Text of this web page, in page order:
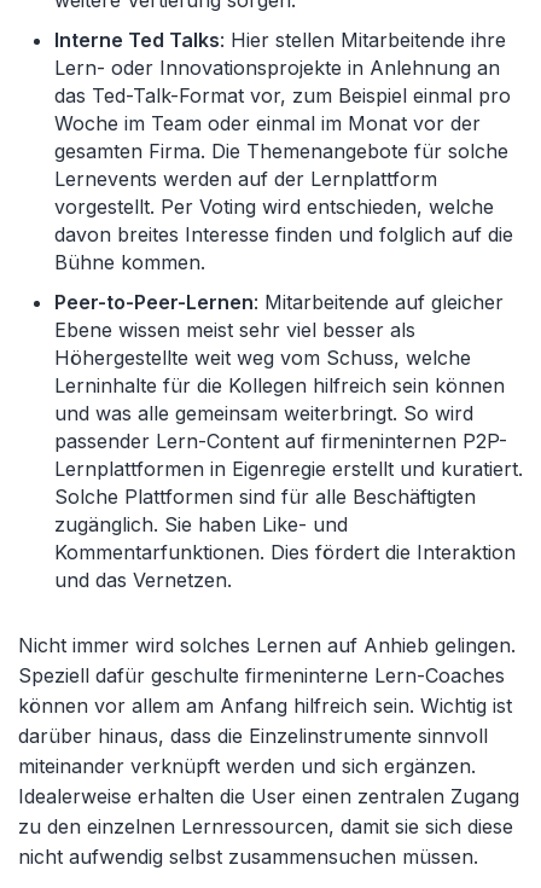
Interne Ted Talks: Hier stellen Mitarbeitende ihre
Lern- oder Innovationsprojekte in Anlehnung an
das Ted-Talk-Format vor, zum Beispiel einmal pro
Woche im Team oder einmal im Monat vor der
gesamten Firma. Die Themenangebote für solche
Lernevents werden auf der Lernplattform
vorgestellt. Per Voting wird entschieden, welche
davon breites Interesse finden und folglich auf die
Bühne kommen.
Peer-to-Peer-Lernen: Mitarbeitende auf gleicher
Ebene wissen meist sehr viel besser als
Höhergestellte weit weg vom Schuss, welche
Lerninhalte für die Kollegen hilfreich sein können
und was alle gemeinsam weiterbringt. So wird
passender Lern-Content auf firmeninternen P2P-
Lernplattformen in Eigenregie erstellt und kuratiert.
Solche Plattformen sind für alle Beschäftigten
zugänglich. Sie haben Like- und
Kommentarfunktionen. Dies fördert die Interaktion
und das Vernetzen.
Nicht immer wird solches Lernen auf Anhieb gelingen.
Speziell dafür geschulte firmeninterne Lern-Coaches
können vor allem am Anfang hilfreich sein. Wichtig ist
darüber hinaus, dass die Einzelinstrumente sinnvoll
miteinander verknüpft werden und sich ergänzen.
Idealerweise erhalten die User einen zentralen Zugang
zu den einzelnen Lernressourcen, damit sie sich diese
nicht aufwendig selbst zusammensuchen müssen.